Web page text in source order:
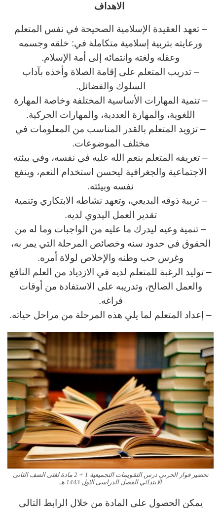
الاهداف
– تعهد العقيدة الإسلامية الصحيحة في نفس المتعلم
ورعايته بتربية إسلامية متكاملة في: خلقه وجسمه
وعقله ولغته وانتمائه إلى أمة الإسلام.
– تدريب المتعلم على إقامة الصلاة وأخذه بآداب
السلوك والفضائل.
– تنمية المهارات الأساسية المختلفة وخاصة المهارة
اللغوية، والمهارة العددية، والمهارات الحركية.
– تزويد المتعلم بالقدر المناسب من المعلومات في
مختلف الموضوعات.
– تعريفه المتعلم بنعم الله عليه في نفسه، وفي بيئته
الاجتماعية والجغرافية ليحسن استخدام النعم، وينفع
نفسه وبيئته.
– تربية ذوقه البديعي، وتعهد نشاطه الابتكاري وتنمية
تقدير العمل اليدوي لديه.
– تنمية وعيه ليدرك ما عليه من الواجبات وما له من
الحقوق في حدود سنه وخصائص المرحلة التي يمر به،
وغرس حب وطنه والإخلاص لولاة أمره.
– توليد الرغبة للمتعلم لديه في الازدياد من العلم النافع
والعمل الصالح، وتدريبه على الاستفادة من أوقات
فراغه.
– إعداد المتعلم لما يلي هذه المرحلة من مراحل حياته.
تحضير فواز الحربي درس التقويمات التجميعية 1 + 2 مادة لغتى الصف الثانى
الابتدائي الفصل الدراسى الاول 1443 هـ
يمكن الحصول على المادة من خلال الرابط التالى